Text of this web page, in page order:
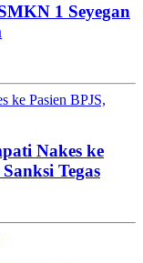
1 Seyegan
ke Pasien BPJS,
Nakes ke
Tegas